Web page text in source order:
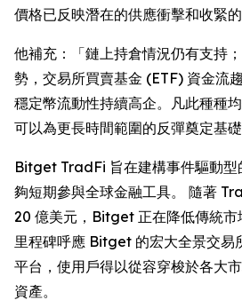
價格已反映潛在的供應衝擊和收緊的
他補充：「鏈上持倉情況仍有支持
勢，交易所買賣基金 (ETF) 資金流
穩定幣流動性持續高企。凡此種種
可以為更長時間範圍的反彈奠定基
Bitget TradFi 旨在建構事件驅動型
夠短期參與全球金融工具。 隨著
20 億美元，Bitget 正在降低傳統市
里程碑呼應 Bitget 的宏大全景交易
平台，使用戶得以從容穿梭於各大
資產。